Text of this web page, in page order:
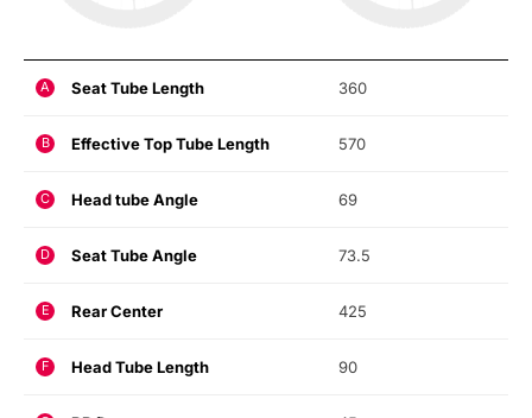
A Seat Tube Length 360
B Effective Top Tube Length 570
C Head tube Angle 69
D Seat Tube Angle 73.5
E Rear Center 425
F Head Tube Length 90